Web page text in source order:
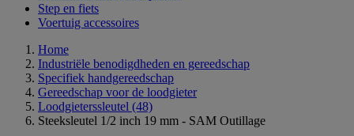
Step en fiets
Voertuig accessoires
Home
Industriële benodigdheden en gereedschap
Specifiek handgereedschap
Gereedschap voor de loodgieter
Loodgieterssleutel (48)
Steeksleutel 1/2 inch 19 mm - SAM Outillage